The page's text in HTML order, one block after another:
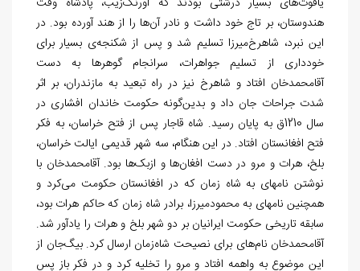
هندوستان، بر تاج خود داشت و نادر آنها را از هند آورده بود. در
این نبرد، شاهرخ‌‏میرزا تسلیم شد و پس از شکنجهی بسیار برای
خودداری از تسلیم جواهرات، سرانجام گوهرها به دست
آقامحمدخان افتاد و شاهرخ نیز در راه تبعید به مازندران، بر اثر
شدت جراحات جان داد و بدین‏‌گونه حکومت خاندان افشاری در
سال 1210ق به پایان رسید. شاه قاجار پس از فتح خراسان، به فکر
فتح افغانستان افتاد. در این هنگام، سه شهر قدیمی ایالت خراسان،
بلخ، هرات و مرو در دست افغان‏‌ها و ازبک‌‏ها بود. آقامحمدخان با
نوشتن نامه‏ای به شاه زمان که در افغانستان حکومت میکرد و
همچنین نامه‏ای به محمودمیرزا، برادر شاه زمان که حاکم هرات بود،
سابقه تاریخی حکومت ایرانیان بر دو شهر بلخ و هرات را یادآور شد.
آقامحمدخان نام‌ه‏ای برای نصیحت شاه‏‌زمان ارسال کرد. بیگ‏‌جان از
این موضوع به واهمه افتاد و مرو را تخلیه کرد و در فکر باز پس